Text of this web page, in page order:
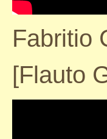
Fabritio
[Flauto